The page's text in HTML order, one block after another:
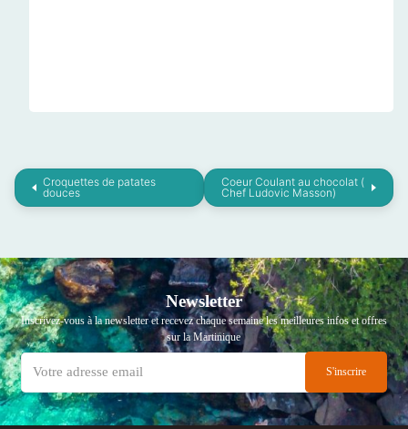
Croquettes de patates
douces
Coeur Coulant au chocolat (
Chef Ludovic Masson)
Newsletter
Inscrivez-vous à la newsletter et recevez chaque semaine les meilleures infos et offres
sur la Martinique